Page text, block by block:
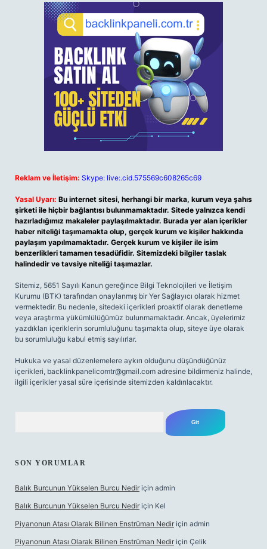
Reklam ve İletişim: Skype: live:.cid.575569c608265c69
Yasal Uyarı: Bu internet sitesi, herhangi bir marka, kurum veya şahıs
şirketi ile hiçbir bağlantısı bulunmamaktadır. Sitede yalnızca kendi
hazırladığımız makaleler paylaşılmaktadır. Burada yer alan içerikler
haber niteliği taşımamakta olup, gerçek kurum ve kişiler hakkında
paylaşım yapılmamaktadır. Gerçek kurum ve kişiler ile isim
benzerlikleri tamamen tesadüfidir. Sitemizdeki bilgiler taslak
halindedir ve tavsiye niteliği taşımazlar.
Sitemiz, 5651 Sayılı Kanun gereğince Bilgi Teknolojileri ve İletişim
Kurumu (BTK) tarafından onaylanmış bir Yer Sağlayıcı olarak hizmet
vermektedir. Bu nedenle, sitedeki içerikleri proaktif olarak denetleme
veya araştırma yükümlülüğümüz bulunmamaktadır. Ancak, üyelerimiz
yazdıkları içeriklerin sorumluluğunu taşımakta olup, siteye üye olarak
bu sorumluluğu kabul etmiş sayılırlar.
Hukuka ve yasal düzenlemelere aykırı olduğunu düşündüğünüz
içerikleri, backlinkpanelicomtr@gmail.com adresine bildirmeniz halinde,
ilgili içerikler yasal süre içerisinde sitemizden kaldırılacaktır.
SON YORUMLAR
Balık Burcunun Yükselen Burcu Nedir için admin
Balık Burcunun Yükselen Burcu Nedir için Kel
Piyanonun Atası Olarak Bilinen Enstrüman Nedir için admin
Piyanonun Atası Olarak Bilinen Enstrüman Nedir için Çelik